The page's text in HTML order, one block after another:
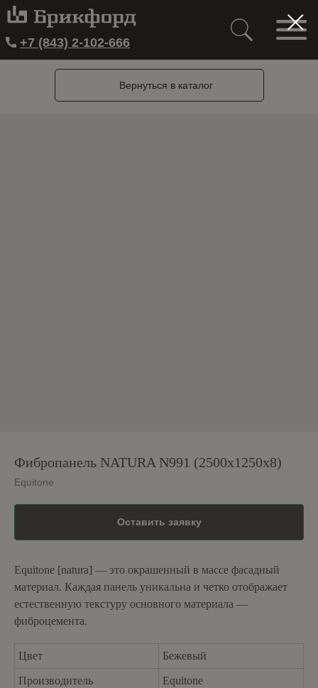
+7 (843) 2-102-666
Вернуться в каталог
Фибропанель NATURA N991 (2500x1250x8)
Equitone
Оставить заявку
Equitone [natura] — это окрашенный в массе фасадный
материал. Каждая панель уникальна и четко отображает
естественную текстуру основного материала —
фиброцемента.
Цвет Бежевый
Производитель Equitone